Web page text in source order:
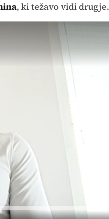
, ki težavo vidi drugje.